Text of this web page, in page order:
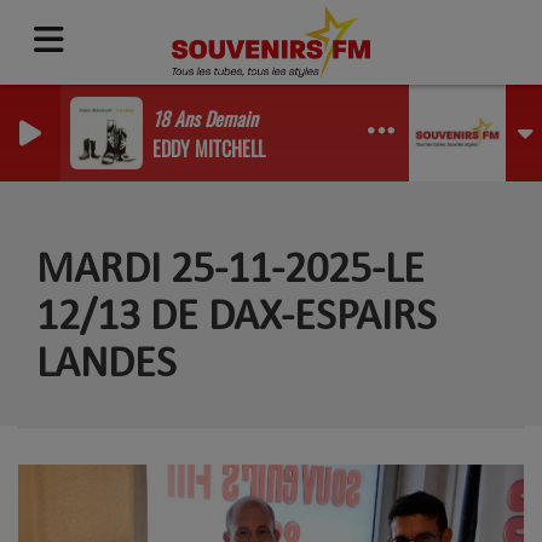
18 Ans Demain
EDDY MITCHELL
MARDI 25-11-2025-LE
12/13 DE DAX-ESPAIRS
LANDES